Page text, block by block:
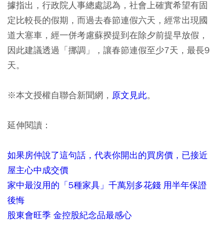
據指出，行政院人事總處認為，社會上確實希望有固
定比較長的假期，而過去春節連假六天，經常出現國
道大塞車，經一併考慮蘇揆提到在除夕前提早放假，
因此建議透過「挪調」，讓春節連假至少7天，最長9
天。
※本文授權自聯合新聞網， 原文見此。
延伸閱讀：
如果房仲說了這句話，代表你開出的買房價，已接近
屋主心中成交價
家中最沒用的「5種家具」千萬別多花錢 用半年保證
後悔
股東會旺季 金控股紀念品最感心